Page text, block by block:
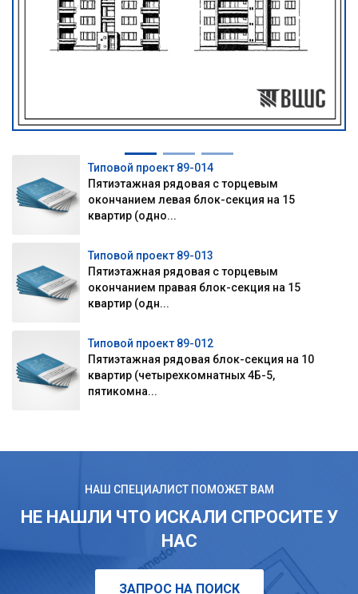
Типовой проект 89-014
Пятиэтажная рядовая с торцевым
окончанием левая блок-секция на 15
квартир (одно...
Типовой проект 89-013
Пятиэтажная рядовая с торцевым
окончанием правая блок-секция на 15
квартир (одн...
Типовой проект 89-012
Пятиэтажная рядовая блок-секция на 10
квартир (четырехкомнатных 4Б-5,
пятикомна...
НАШ СПЕЦИАЛИСТ ПОМОЖЕТ ВАМ
НЕ НАШЛИ ЧТО ИСКАЛИ СПРОСИТЕ У
НАС
ЗАПРОС НА ПОИСК